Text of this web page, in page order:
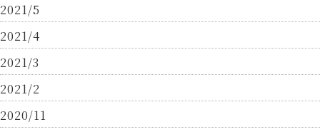
2021/5
2021/4
2021/3
2021/2
2020/11